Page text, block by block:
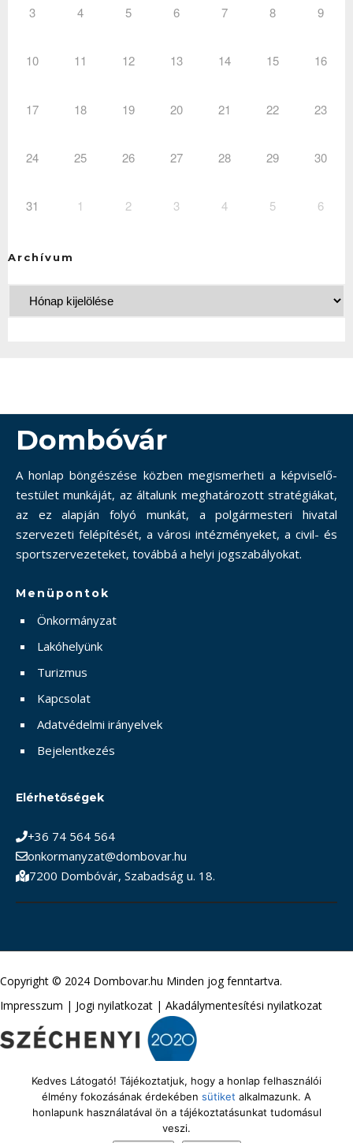
3 4 5 6 7 8 9
10 11 12 13 14 15 16
17 18 19 20 21 22 23
24 25 26 27 28 29 30
31 1 2 3 4 5 6
Archívum
Dombóvár
A honlap böngészése közben megismerheti a képviselő-
testület munkáját, az általunk meghatározott stratégiákat,
az ez alapján folyó munkát, a polgármesteri hivatal
szervezeti felépítését, a városi intézményeket, a civil- és
sportszervezeteket, továbbá a helyi jogszabályokat.
Menüpontok
Önkormányzat
Lakóhelyünk
Turizmus
Kapcsolat
Adatvédelmi irányelvek
Bejelentkezés
Elérhetőségek
+36 74 564 564
onkormanyzat@dombovar.hu
7200 Dombóvár, Szabadság u. 18.
Copyright © 2024 Dombovar.hu Minden jog fenntartva.
Impresszum | Jogi nyilatkozat | Akadálymentesítési nyilatkozat
Kedves Látogató! Tájékoztatjuk, hogy a honlap felhasználói
élmény fokozásának érdekében sütiket alkalmazunk. A
honlapunk használatával ön a tájékoztatásunkat tudomásul
veszi.